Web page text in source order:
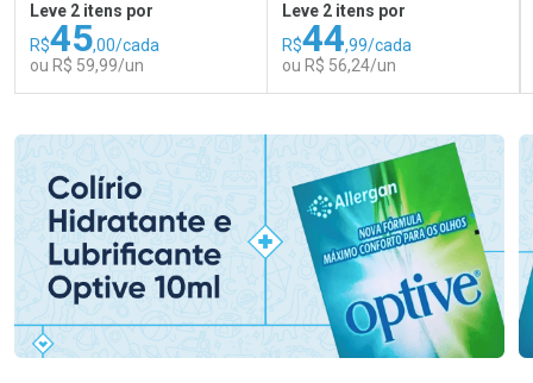
Leve 2 itens por
R$45,00/cada
ou R$ 59,99/un
Leve 2 itens por
R$44,99/cada
ou R$ 56,24/un
Laboratório
Por Menos